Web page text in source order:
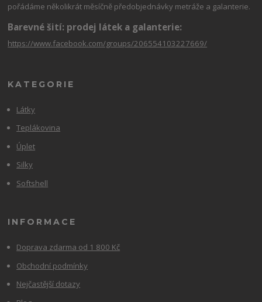
pořádáme několikrát měsíčně předobjednávky metráže a galanterie.
Barevné šití: prodej látek a galanterie:
https://www.facebook.com/groups/206554103227669/
KATEGORIE
Látky
Teplákovina
Úplet
Silky
Softshell
INFORMACE
Doprava zdarma od 1 800 Kč
Obchodní podmínky
Nejčastější dotazy